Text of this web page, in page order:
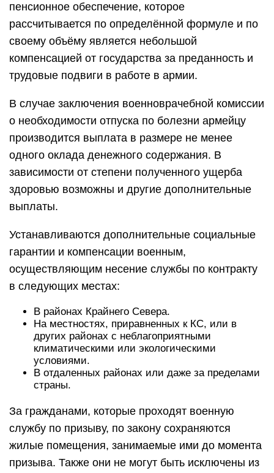
пенсионное обеспечение, которое
рассчитывается по определённой формуле и по
своему объёму является небольшой
компенсацией от государства за преданность и
трудовые подвиги в работе в армии.
В случае заключения военноврачебной комиссии
о необходимости отпуска по болезни армейцу
производится выплата в размере не менее
одного оклада денежного содержания. В
зависимости от степени полученного ущерба
здоровью возможны и другие дополнительные
выплаты.
Устанавливаются дополнительные социальные
гарантии и компенсации военным,
осуществляющим несение службы по контракту
в следующих местах:
В районах Крайнего Севера.
На местностях, приравненных к КС, или в
других районах с неблагоприятными
климатическими или экологическими
условиями.
В отдаленных районах или даже за пределами
страны.
За гражданами, которые проходят военную
службу по призыву, по закону сохраняются
жилые помещения, занимаемые ими до момента
призыва. Также они не могут быть исключены из